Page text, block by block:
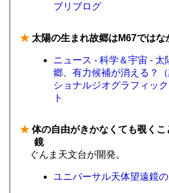
ブリブログ
★ 太陽の生まれ故郷はM67ではな
ニュース - 科学＆宇宙 - 太
郷、有力候補が消える？
ショナルジオグラフィッ
ト
★ 体の自由がきかなくても覗くこ
鏡
ぐんま天文台が開発。
ユニバーサル天体望遠鏡